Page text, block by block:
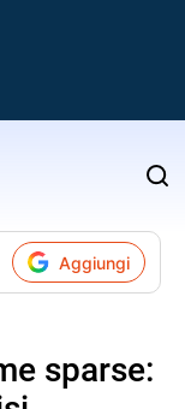
Aggiungi
sparse: